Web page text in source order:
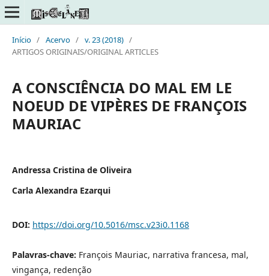
Início / Acervo / v. 23 (2018) /
ARTIGOS ORIGINAIS/ORIGINAL ARTICLES
A CONSCIÊNCIA DO MAL EM LE
NOEUD DE VIPÈRES DE FRANÇOIS
MAURIAC
Andressa Cristina de Oliveira
Carla Alexandra Ezarqui
DOI: https://doi.org/10.5016/msc.v23i0.1168
Palavras-chave: François Mauriac, narrativa francesa, mal,
vingança, redenção